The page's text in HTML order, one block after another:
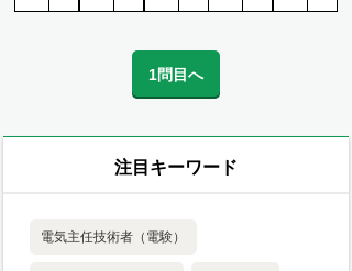
1問目へ
注目キーワード
電気主任技術者（電験）